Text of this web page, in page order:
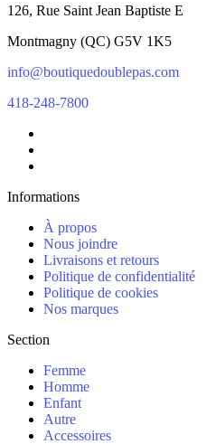
126, Rue Saint Jean Baptiste E
Montmagny (QC) G5V 1K5
info@boutiquedoublepas.com
418-248-7800
Informations
À propos
Nous joindre
Livraisons et retours
Politique de confidentialité
Politique de cookies
Nos marques
Section
Femme
Homme
Enfant
Autre
Accessoires